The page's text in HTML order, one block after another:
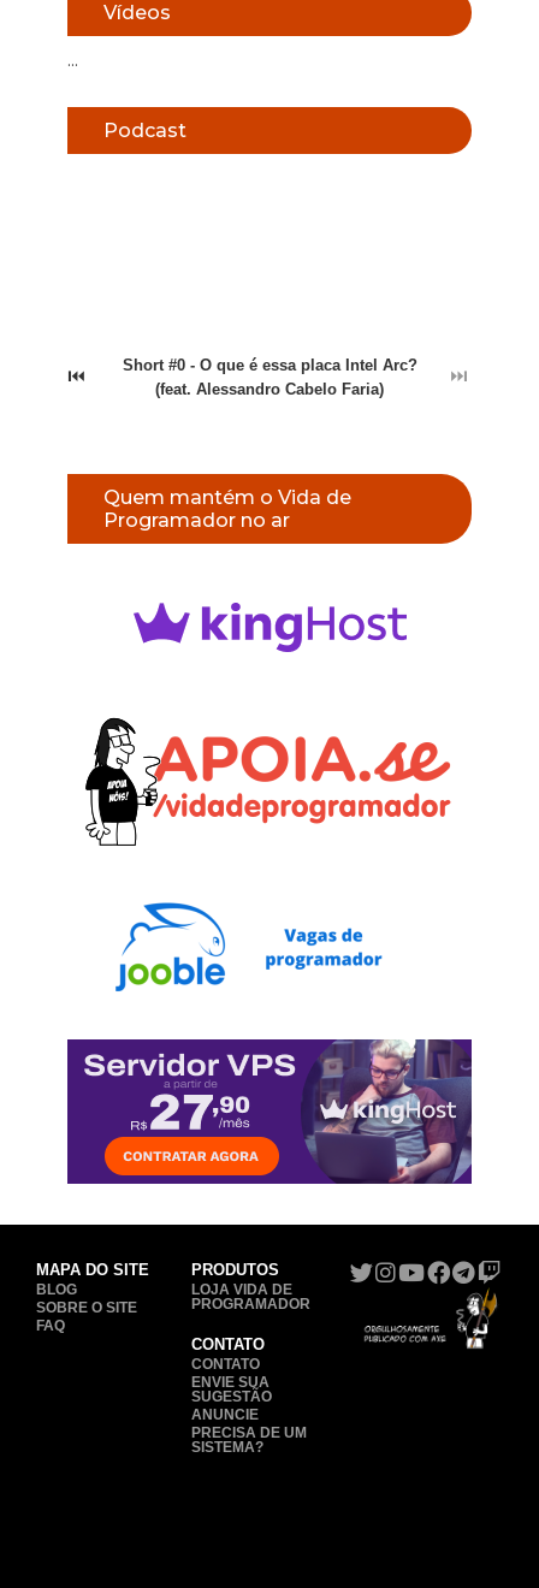
Vídeos
...
Podcast
⏮
Short #0 - O que é essa placa Intel Arc?
(feat. Alessandro Cabelo Faria)
⏭
Quem mantém o Vida de
Programador no ar
MAPA DO SITE
BLOG
SOBRE O SITE
FAQ
PRODUTOS
LOJA VIDA DE
PROGRAMADOR
CONTATO
CONTATO
ENVIE SUA
SUGESTÃO
ANUNCIE
PRECISA DE UM
SISTEMA?